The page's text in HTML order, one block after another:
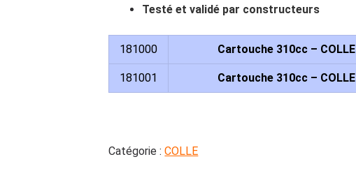
Testé et validé par constructeurs
181000 Cartouche 310cc – COLLE
181001 Cartouche 310cc – COLLE
Catégorie :COLLE